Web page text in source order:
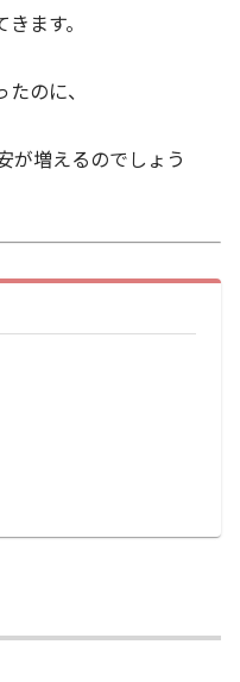
ます。
のに、
が増えるのでしょう